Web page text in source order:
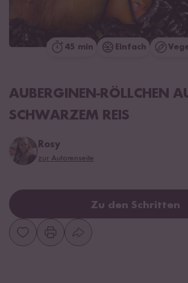
45 min Einfach
AUBERGINEN-RÖLLCHEN
SCHWARZEM REIS
Rosy
zur Autorenseite
Zu den Schritten